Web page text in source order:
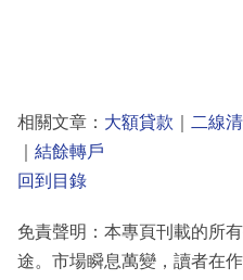
相關文章： 大額貸款 二線
結餘轉戶
回到目錄
免責聲明：本專頁刊載的所
途。市場瞬息萬變，讀者在